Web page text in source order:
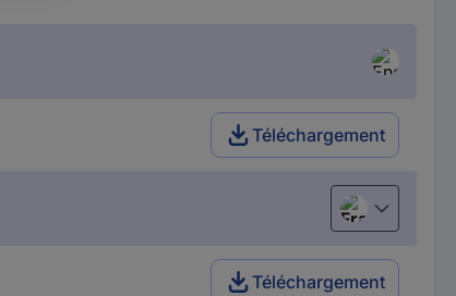
Téléchargement
Français
Téléchargement